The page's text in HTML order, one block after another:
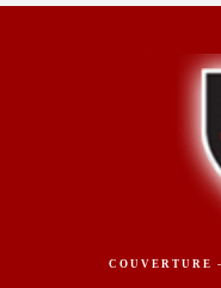
COUVERTURE